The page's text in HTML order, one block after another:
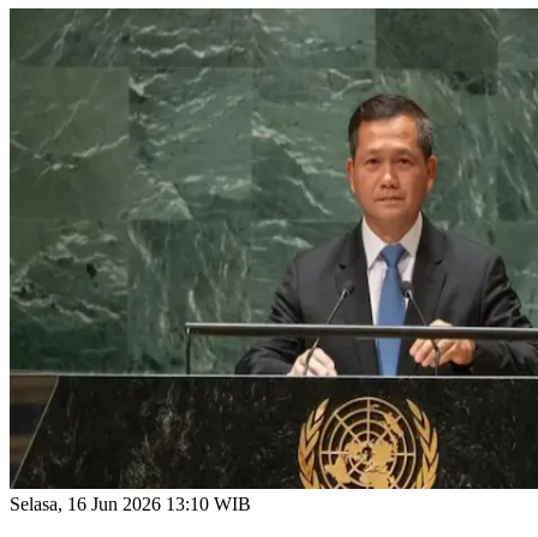
Selasa, 16 Jun 2026 13:10 WIB